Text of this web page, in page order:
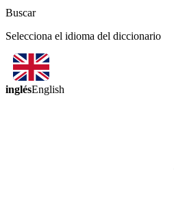
Buscar
Selecciona el idioma del diccionario
inglésEnglish